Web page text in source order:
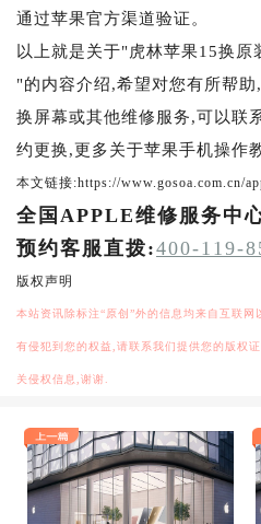
通过苹果官方渠道验证。
以上就是关于"虎林苹果15换原
"的内容介绍,希望对您有所帮
换屏幕或其他维修服务,可以联
约更换,更多关于苹果手机操作
本文链接:https://www.gosoa.com.cn/
全国APPLE维修服务中
预约客服直拨:400-119-
版权声明
本站资讯除标注“原创”外的信息均来自互联
有侵犯到您的权益,请联系我们提供您的版权
关侵权信息,谢谢.